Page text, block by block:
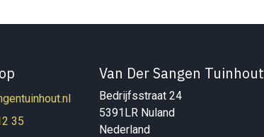
35
Van Der Sangen Tuinhout
Bedrijfsstraat 24
5391LR Nuland
Nederland